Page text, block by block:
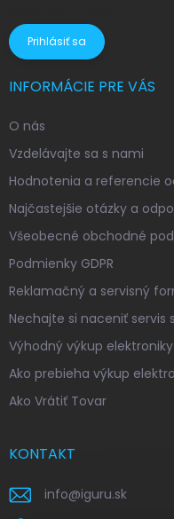
Prihlásiť sa
INFORMÁCIE PRE VÁS
O nás
Vzdelávajte sa s nami
Hodnotenia a referencie
Najčastejšie otázky a
Všeobecné obchodné
Podmienky GDPR
Reklamačný a servisný
Nechajte si naceniť servis
Výhodný výkup elektroniky
Ako prebieha výkup
Ako Vrátiť Tovar
KONTAKT
info@iguru.sk